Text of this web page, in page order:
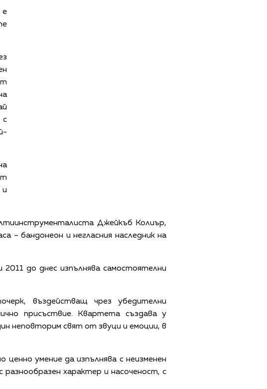
е
с
и
Джейкъб Колиър,
– бандонеон и негласния наследник на
до днес изпълнява самостоятелни
въздействащ чрез убедителни
присъствие. Квартета създава у
неповторим свят от звуци и емоции, в
умение да изпълнява с неизменен
разнообразен характер и насоченост, с